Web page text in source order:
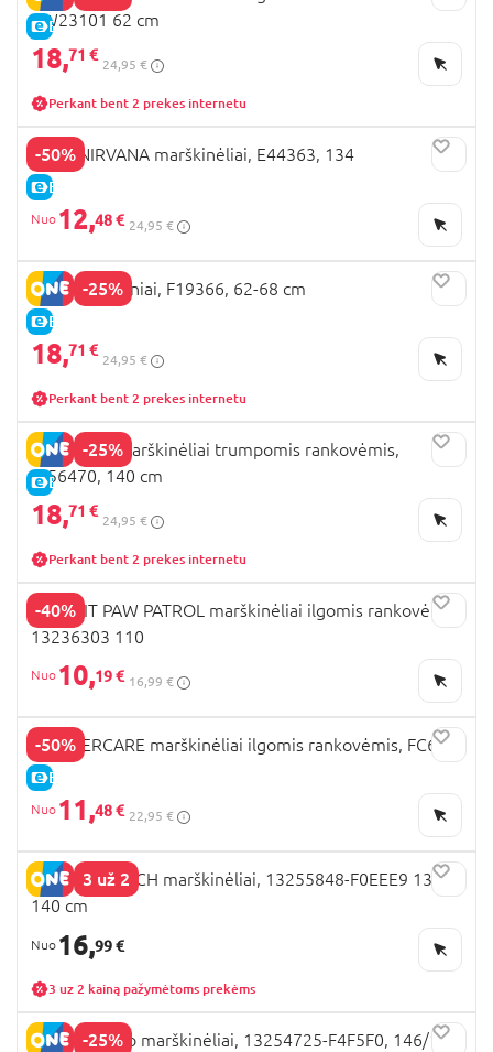
E-KAINA
AW23101 62 cm
18,71 €
24,95 €
Perkant bent 2 prekes internetu
-50%
E-KAINA
NEXT NIRVANA marškinėliai, E44363, 134
12,48 € 24,95 €
-25%
E-KAINA
NEXT marškiniai, F19366, 62-68 cm
18,71 €
24,95 €
Perkant bent 2 prekes internetu
-25%
E-KAINA
NEXT polo marškinėliai trumpomis rankovėmis,
W56470, 140 cm
18,71 €
24,95 €
Perkant bent 2 prekes internetu
-40%
NAME IT PAW PATROL marškinėliai ilgomis rankovėmis,
13236303 110
10,19 € 16,99 €
-50%
E-KAINA
MOTHERCARE marškinėliai ilgomis rankovėmis, FC670
11,48 € 22,95 €
3 už 2
NAME IT STITCH marškinėliai, 13255848-F0EEE9 134-
140 cm
16,99 €
3 uz 2 kainą pažymėtoms prekėms
-25%
NAME IT polo marškinėliai, 13254725-F4F5F0, 146/152